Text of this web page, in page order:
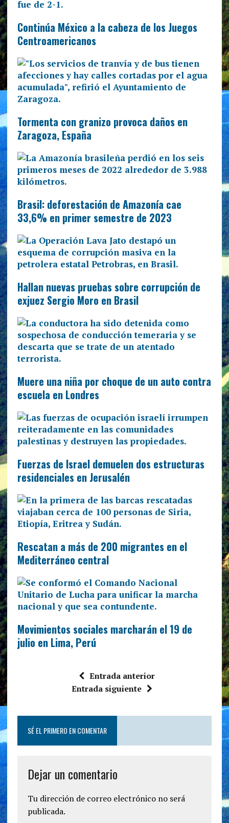
Continúa México a la cabeza de los Juegos
Centroamericanos
Tormenta con granizo provoca daños en
Zaragoza, España
Brasil: deforestación de Amazonía cae
33,6% en primer semestre de 2023
Hallan nuevas pruebas sobre corrupción de
exjuez Sergio Moro en Brasil
Muere una niña por choque de un auto contra
escuela en Londres
Fuerzas de Israel demuelen dos estructuras
residenciales en Jerusalén
Rescatan a más de 200 migrantes en el
Mediterráneo central
Movimientos sociales marcharán el 19 de
julio en Lima, Perú
Entrada anterior
Entrada siguiente
SÉ EL PRIMERO EN COMENTAR
Dejar un comentario
Tu dirección de correo electrónico no será
publicada.